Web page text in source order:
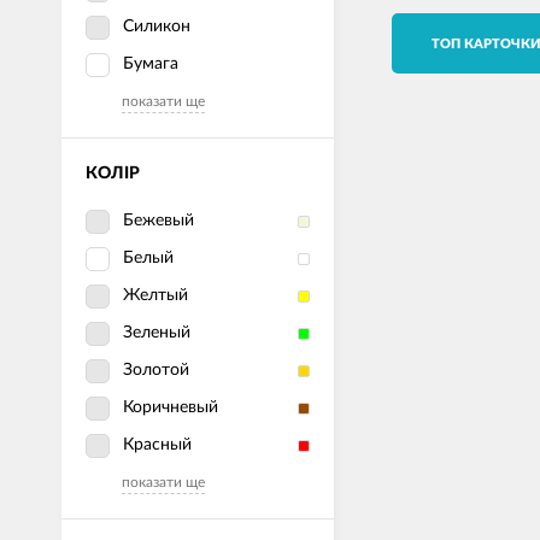
Силикон
Бумага
показати ще
КОЛІР
Бежевый
Белый
Желтый
Зеленый
Золотой
Коричневый
Красный
показати ще
TОП КАРТОЧКИ